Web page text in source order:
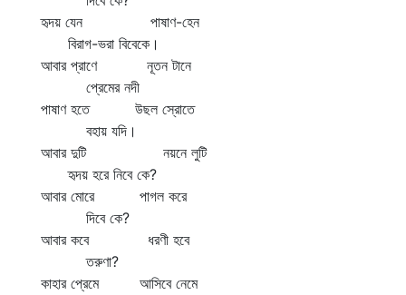
হৃদয় যেন পাষাণ-হেন
বিরাগ-ভরা বিবেকে।
আবার প্রাণে নূতন টানে
প্রেমের নদী
পাষাণ হতে উছল স্রোতে
বহায় যদি।
আবার দুটি নয়নে লুটি
হৃদয় হরে নিবে কে?
আবার মোরে পাগল করে
দিবে কে?
আবার কবে ধরণী হবে
তরুণা?
কাহার প্রেমে আসিবে নেমে